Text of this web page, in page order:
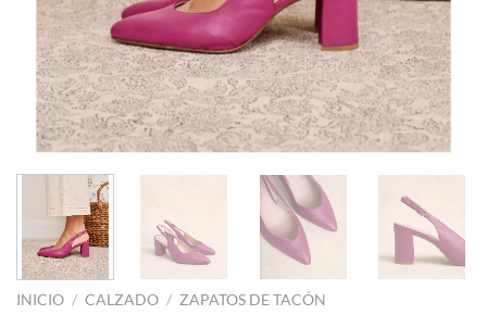
INICIO / CALZADO / ZAPATOS DE TACÓN